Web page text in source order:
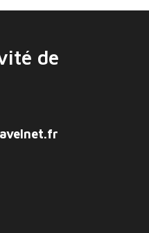
de